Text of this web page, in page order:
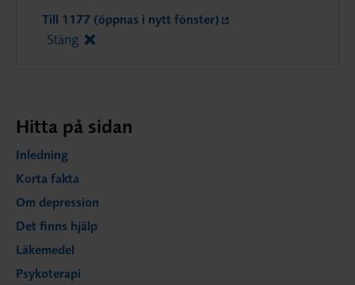
Till 1177 (öppnas i nytt fönster)
Stäng
Hitta på sidan
Inledning
Korta fakta
Om depression
Det finns hjälp
Läkemedel
Psykoterapi